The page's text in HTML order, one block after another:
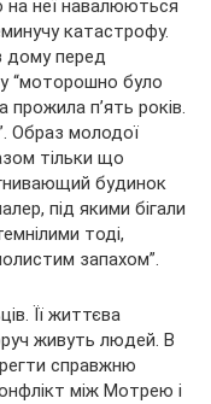
на неї навалюються
катастрофу.
дому перед
“моторошно було
п’ять років.
Образ молодої
тільки що
будинок
під якими бігали
тоді,
запахом”.
Її життєва
живуть людей. В
справжню
між Мотрею і